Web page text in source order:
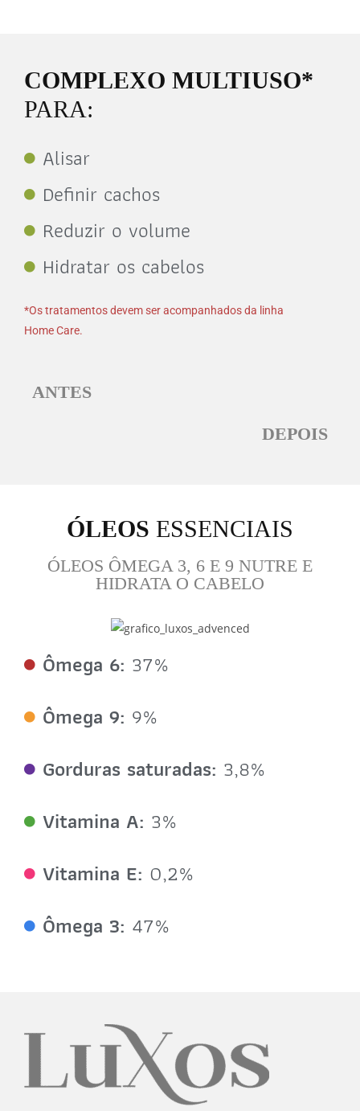
COMPLEXO MULTIUSO*
PARA:
Alisar
Definir cachos
Reduzir o volume
Hidratar os cabelos
*Os tratamentos devem ser acompanhados da linha
Home Care.
ANTES
DEPOIS
ÓLEOS ESSENCIAIS
ÓLEOS ÔMEGA 3, 6 E 9 NUTRE E
HIDRATA O CABELO
Ômega 6: 37%
Ômega 9: 9%
Gorduras saturadas: 3,8%
Vitamina A: 3%
Vitamina E: 0,2%
Ômega 3: 47%